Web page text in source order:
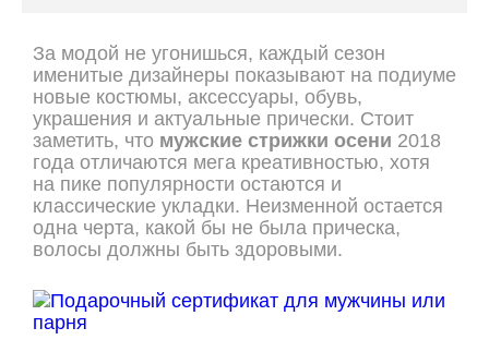
За модой не угонишься, каждый сезон
именитые дизайнеры показывают на подиуме
новые костюмы, аксессуары, обувь,
украшения и актуальные прически. Стоит
заметить, что мужские стрижки осени 2018
года отличаются мега креативностью, хотя
на пике популярности остаются и
классические укладки. Неизменной остается
одна черта, какой бы не была прическа,
волосы должны быть здоровыми.